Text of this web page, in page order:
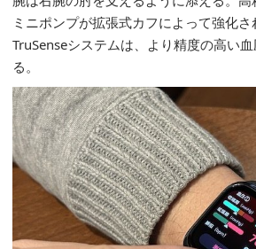
ミニポンプが拡張式カフによって強化
TruSenseシステムは、より精度の高い
る。